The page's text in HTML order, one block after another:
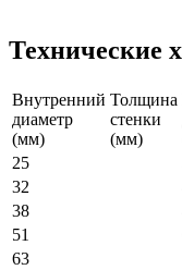
Технические
Внутренний
диаметр
(мм)
Толщина
стенки
(мм)
25
32
38
51
63